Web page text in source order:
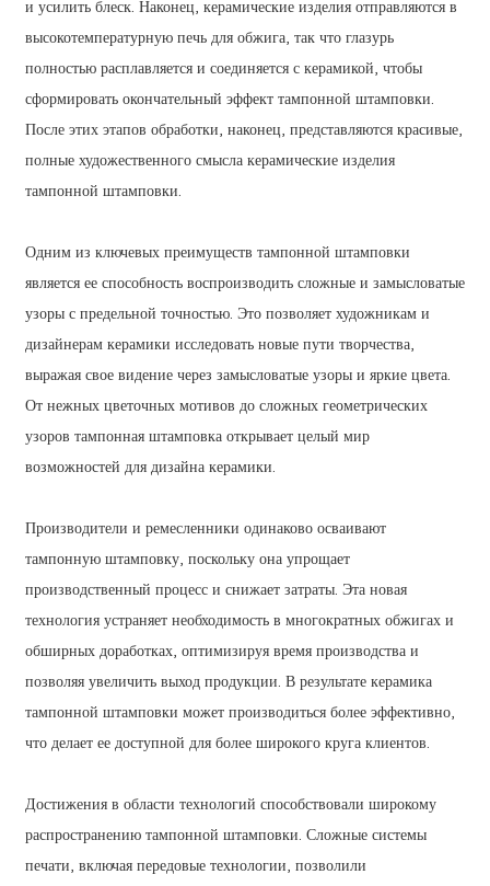
и усилить блеск. Наконец, керамические изделия отправляются в
высокотемпературную печь для обжига, так что глазурь
полностью расплавляется и соединяется с керамикой, чтобы
сформировать окончательный эффект тампонной штамповки.
После этих этапов обработки, наконец, представляются красивые,
полные художественного смысла керамические изделия
тампонной штамповки.
Одним из ключевых преимуществ тампонной штамповки
является ее способность воспроизводить сложные и замысловатые
узоры с предельной точностью. Это позволяет художникам и
дизайнерам керамики исследовать новые пути творчества,
выражая свое видение через замысловатые узоры и яркие цвета.
От нежных цветочных мотивов до сложных геометрических
узоров тампонная штамповка открывает целый мир
возможностей для дизайна керамики.
Производители и ремесленники одинаково осваивают
тампонную штамповку, поскольку она упрощает
производственный процесс и снижает затраты. Эта новая
технология устраняет необходимость в многократных обжигах и
обширных доработках, оптимизируя время производства и
позволяя увеличить выход продукции. В результате керамика
тампонной штамповки может производиться более эффективно,
что делает ее доступной для более широкого круга клиентов.
Достижения в области технологий способствовали широкому
распространению тампонной штамповки. Сложные системы
печати, включая передовые технологии, позволили